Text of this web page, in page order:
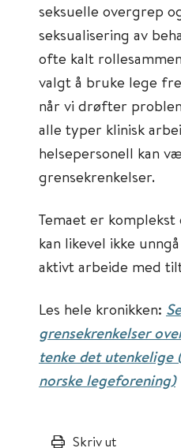
seksuelle overgrep
seksualisering av
ofte kalt
valgt å bruke lege
når vi drøfter
alle typer klinisk
helsepersonell kan
grensekrenkelser.
Temaet er
kan likevel ikke
aktivt arbeide med
Les hele kronikken:
grensekrenkelser
tenke det utenkelige
norske legeforening)
Skriv ut